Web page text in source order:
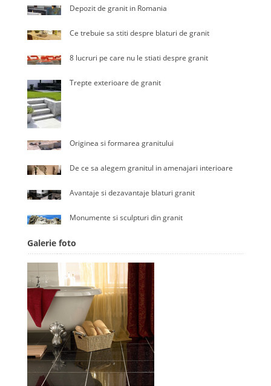
Depozit de granit in Romania
Ce trebuie sa stiti despre blaturi de granit
8 lucruri pe care nu le stiati despre granit
Trepte exterioare de granit
Originea si formarea granitului
De ce sa alegem granitul in amenajari interioare
Avantaje si dezavantaje blaturi granit
Monumente si sculpturi din granit
Galerie foto